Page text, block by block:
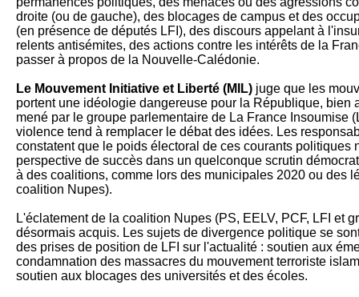
droite (ou de gauche), des blocages de campus et des
(en présence de députés LFI), des discours appelant à
relents antisémites, des actions contre les intérêts de la
passer à propos de la Nouvelle-Calédonie.
Le Mouvement Initiative et Liberté (MIL) juge que les
portent une idéologie dangereuse pour la République, bien
mené par le groupe parlementaire de La France Insoumise
violence tend à remplacer le débat des idées. Les
constatent que le poids électoral de ces courants politiques
perspective de succès dans un quelconque scrutin
à des coalitions, comme lors des municipales 2020 ou des
coalition Nupes).
L'éclatement de la coalition Nupes (PS, EELV, PCF, LFI et
désormais acquis. Les sujets de divergence politique se
des prises de position de LFI sur l'actualité : soutien aux
condamnation des massacres du mouvement terroriste
soutien aux blocages des universités et des écoles.